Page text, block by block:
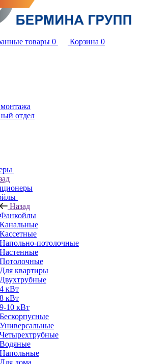
товары 0 Корзина 0
отдел
Назад
Фанкойлы
Канальные
Кассетные
Напольно-потолочные
Настенные
Потолочные
Для квартиры
Двухтрубные
4 кВт
8 кВт
9-10 кВт
Бескорпусные
Универсальные
Четырехтрубные
Водяные
Напольные
Для дома